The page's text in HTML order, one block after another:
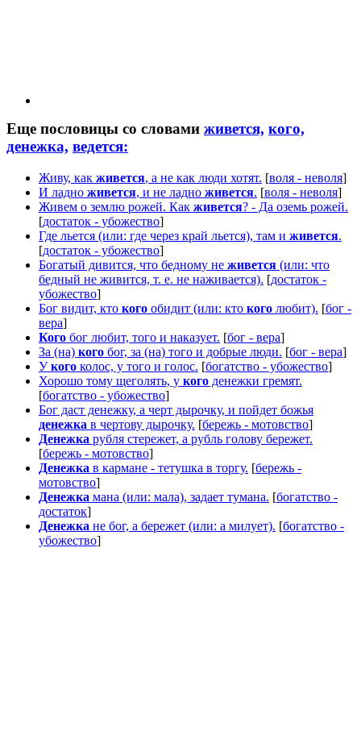
Еще пословицы со словами живется, кого,
денежка, ведется:
Живу, как живется, а не как люди хотят. [воля - неволя]
И ладно живется, и не ладно живется. [воля - неволя]
Живем о землю рожей. Как живется? - Да оземь рожей.
[достаток - убожество]
Где льется (или: где через край льется), там и живется.
[достаток - убожество]
Богатый дивится, что бедному не живется (или: что
бедный не живится, т. е. не наживается). [достаток -
убожество]
Бог видит, кто кого обидит (или: кто кого любит). [бог -
вера]
Кого бог любит, того и наказует. [бог - вера]
За (на) кого бог, за (на) того и добрые люди. [бог - вера]
Укого колос, у того и голос. [богатство - убожество]
Хорошо тому щеголять, у кого денежки гремят.
[богатство - убожество]
Бог даст денежку, а черт дырочку, и пойдет божья
денежка в чертову дырочку. [бережь - мотовство]
Денежка рубля стережет, а рубль голову бережет.
[бережь - мотовство]
Денежка в кармане - тетушка в торгу. [бережь -
мотовство]
Денежка мана (или: мала), задает тумана. [богатство -
достаток]
Денежка не бог, а бережет (или: а милует). [богатство -
убожество]